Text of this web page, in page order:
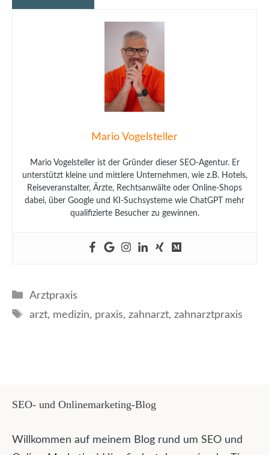
Mario Vogelsteller
Mario Vogelsteller ist der Gründer dieser SEO-Agentur. Er
unterstützt kleine und mittlere Unternehmen, wie z.B. Hotels,
Reiseveranstalter, Ärzte, Rechtsanwälte oder Online-Shops
dabei, über Google und KI-Suchsysteme wie ChatGPT mehr
qualifizierte Besucher zu gewinnen.
Kategorien
Arztpraxis
Schlagwörter
arzt, medizin, praxis, zahnarzt, zahnarztpraxis
SEO- und Onlinemarketing-Blog
Willkommen auf meinem Blog rund um SEO und